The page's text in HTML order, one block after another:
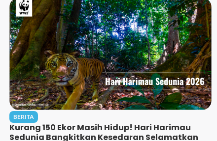
BERITA
Kurang 150 Ekor Masih Hidup! Hari Harimau
Sedunia Bangkitkan Kesedaran Selamatkan